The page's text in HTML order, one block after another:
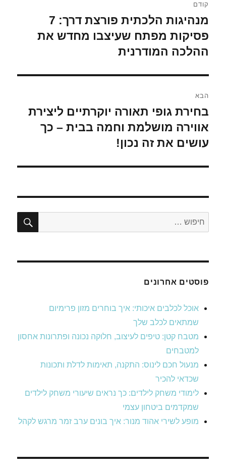
קודם
הפוסט
הקודם:
מנהיגות הלכתית פורצת דרך: 7
פסיקות מפתח שעיצבו מחדש את
ההלכה המודרנית
הבא
הפוסט
הבא:
בחירת גופי תאורה יוקרתיים ליצירת
אווירה מושלמת וחמה בבית – כך
עושים את זה נכון!
חפש:
פוסטים אחרונים
אוכל לכלבים איכותי: איך בוחרים מזון פרימיום
שמתאים לכלב שלך
מטבח קטן: טיפים לעיצוב, חלוקה נכונה ופתרונות אחסון
למטבחים
מנעול חכם לינוס: התקנה, תאימות לדלת ותכונות
שכדאי להכיר
לימודי משחק לילדים: כך נראים שיעורי משחק לילדים
שמקדמים ביטחון עצמי
מופע לשירי אהוד מנור: איך בונים ערב זמר מרגש לקהל